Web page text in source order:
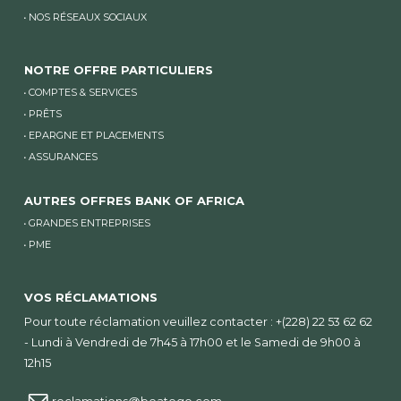
NOS RÉSEAUX SOCIAUX
NOTRE OFFRE PARTICULIERS
COMPTES & SERVICES
PRÊTS
EPARGNE ET PLACEMENTS
ASSURANCES
AUTRES OFFRES BANK OF AFRICA
GRANDES ENTREPRISES
PME
VOS RÉCLAMATIONS
Pour toute réclamation veuillez contacter : +(228) 22 53 62 62
- Lundi à Vendredi de 7h45 à 17h00 et le Samedi de 9h00 à
12h15